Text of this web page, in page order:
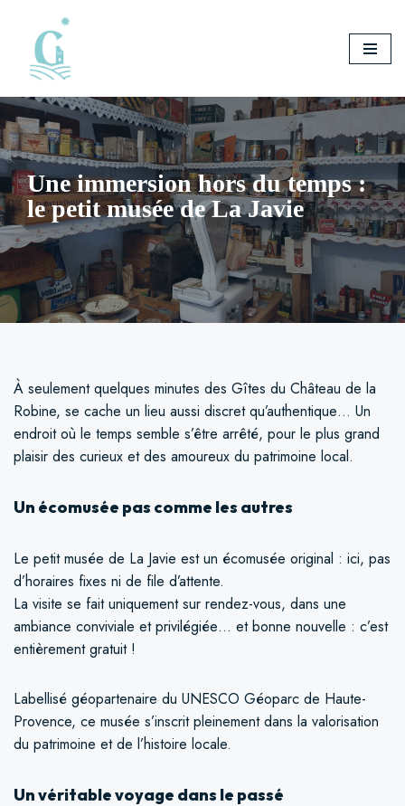
Aller
contenu
Une immersion hors du temps :
le petit musée de La Javie
À seulement quelques minutes des Gîtes du Château de la
Robine, se cache un lieu aussi discret qu’authentique… Un
endroit où le temps semble s’être arrêté, pour le plus grand
plaisir des curieux et des amoureux du patrimoine local.
Un écomusée pas comme les autres
Le petit musée de La Javie est un écomusée original : ici, pas
d’horaires fixes ni de file d’attente.
La visite se fait uniquement sur rendez-vous, dans une
ambiance conviviale et privilégiée… et bonne nouvelle : c’est
entièrement gratuit !
Labellisé géopartenaire du UNESCO Géoparc de Haute-
Provence, ce musée s’inscrit pleinement dans la valorisation
du patrimoine et de l’histoire locale.
Un véritable voyage dans le passé